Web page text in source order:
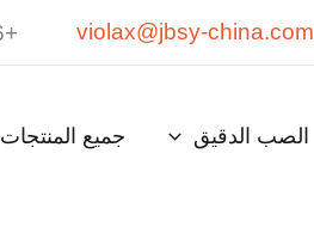
violax@jbsy-china.com
+86 15718224602
الصب الدقيق
جميع المنتجات